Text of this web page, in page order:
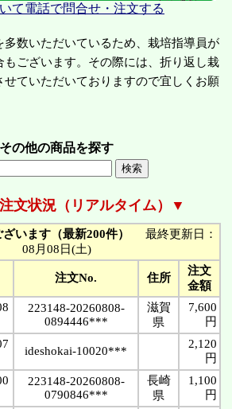
て電話で問合せ・注文する
数いただいているため、栽培指導員が
もございます。その際には、折り返し栽
せていただいておりますので宜しくお願
その他の商品を探す
文状況（リアルタイム）▼